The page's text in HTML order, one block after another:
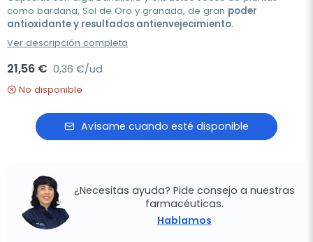
como bardana, Sol de Oro y granada, de gran poder
antioxidante y resultados antienvejecimiento.
Ver descripción completa
21,56 € 0,36 €/ud
No disponible
Avísame cuando esté disponible
¿Necesitas ayuda? Pide consejo a nuestras
farmacéuticas.
Hablamos